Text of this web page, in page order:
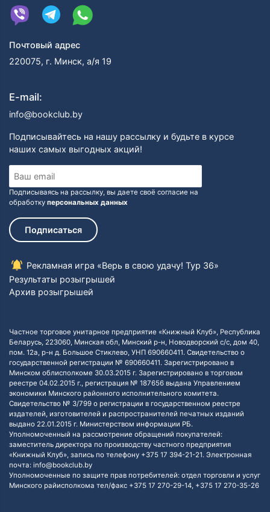
Почтовый адрес
220075, г. Минск, а/я 19
E-mail:
info@bookclub.by
Подписывайтесь на нашу рассылку и будьте в курсе
наших самых выгодных акций!
Подписываясь на рассылку, вы даете своё согласие на
обработку персональных данных
Подписаться
Рекламная игра «Верь в свою удачу! Тур 36»
Результаты розыгрышей
Архив розыгрышей
Частное торговое унитарное предприятие «Книжный Клуб», Республика
Беларусь, 223060, Минская обл, Минский р-н, Новодворский с/с, дом 40,
пом. 12а, р-н д. Большое Стиклево, УНП 690660411. Свидетельство о
государственной регистрации № 690660411. Зарегистрировано в
Минском облисполкоме 30.03.2015 г. Зарегистрировано в торговом
реестре 04.02.2015 г., регистрация № 187656 выдана Управлением
экономики Минского районного исполнительного комитета.
Свидетельство № 3/799 о регистрации в государственном реестре
издателей, изготовителей и распространителей печатных изданий
выдано 22.01.2015 г. Министерством информации РБ.
Уполномоченный на рассмотрение обращений покупателей:
заместитель директора по производству частного предприятия
«Книжный Клуб», запись по телефону +375 17 394-21-21. Электронная
почта: info@bookclub.by
Уполномоченные по защите прав потребителей: отдел торговли и услуг
Минского райисполкома тел/факс +375 17 270-29-14, +375 17 270-35-26